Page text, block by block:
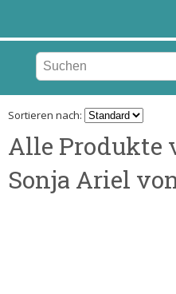
Sortieren nach:
Alle Produkte
Sonja Ariel